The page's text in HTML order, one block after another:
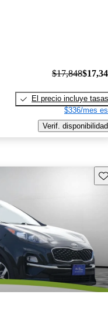
$17,848
El precio incluye tasas
$336/mes
Verif. disponibilidad